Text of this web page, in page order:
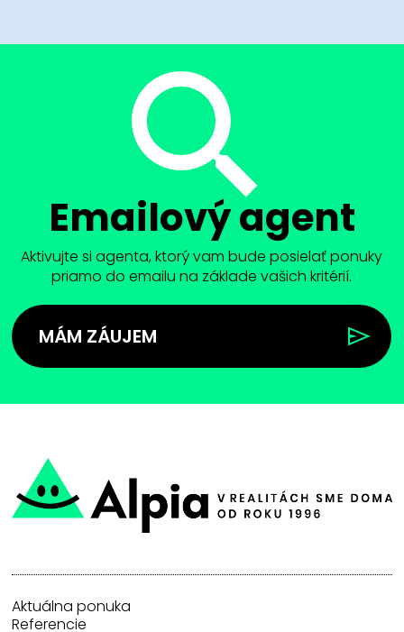
Emailový agent
Aktivujte si agenta, ktorý vam bude posielať ponuky
priamo do emailu na základe vašich kritérií.
MÁM ZÁUJEM
Aktuálna ponuka
Referencie